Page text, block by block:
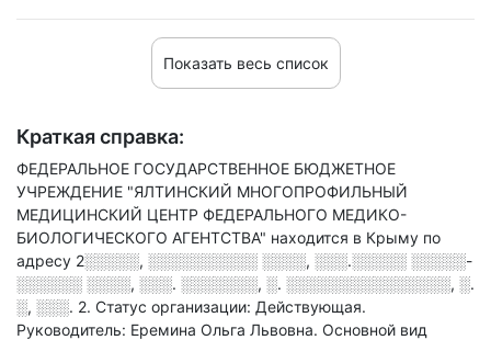
Показать весь список
Краткая справка:
ФЕДЕРАЛЬНОЕ ГОСУДАРСТВЕННОЕ БЮДЖЕТНОЕ
УЧРЕЖДЕНИЕ "ЯЛТИНСКИЙ МНОГОПРОФИЛЬНЫЙ
МЕДИЦИНСКИЙ ЦЕНТР ФЕДЕРАЛЬНОГО МЕДИКО-
БИОЛОГИЧЕСКОГО АГЕНТСТВА" находится в Крыму по
адресу 2░░░░░, ░░░░░░░░░░ ░░░░, ░░░.░░░░░ ░░░░░-
░░░░░░ ░░░░, ░░░. ░░░░░░░, ░. ░░░░░░░░░░░░░░░, ░.
░, ░░░. 2. Статус организации: Действующая.
Руководитель: Еремина Ольга Львовна. Основной вид